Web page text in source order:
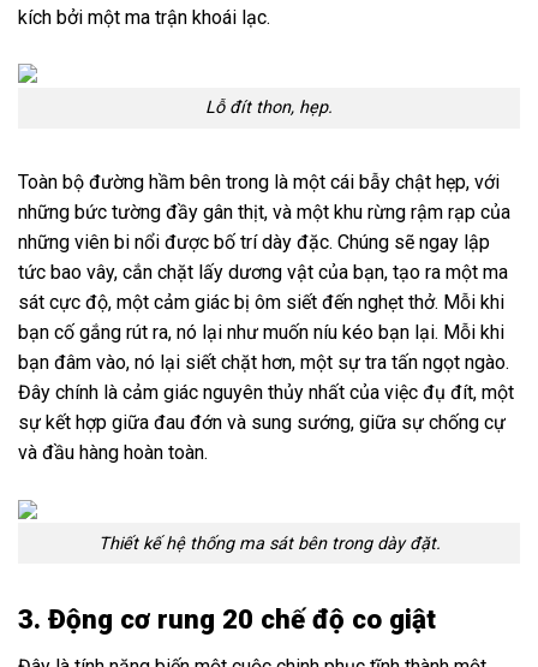
kích bởi một ma trận khoái lạc.
Lỗ đít thon, hẹp.
Toàn bộ đường hầm bên trong là một cái bẫy chật hẹp, với
những bức tường đầy gân thịt, và một khu rừng rậm rạp của
những viên bi nổi được bố trí dày đặc. Chúng sẽ ngay lập
tức bao vây, cắn chặt lấy dương vật của bạn, tạo ra một ma
sát cực độ, một cảm giác bị ôm siết đến nghẹt thở. Mỗi khi
bạn cố gắng rút ra, nó lại như muốn níu kéo bạn lại. Mỗi khi
bạn đâm vào, nó lại siết chặt hơn, một sự tra tấn ngọt ngào.
Đây chính là cảm giác nguyên thủy nhất của việc đụ đít, một
sự kết hợp giữa đau đớn và sung sướng, giữa sự chống cự
và đầu hàng hoàn toàn.
Thiết kế hệ thống ma sát bên trong dày đặt.
3. Động cơ rung 20 chế độ co giật